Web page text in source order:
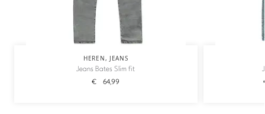
HEREN, JEANS
Jeans Bates Slim fit
€ 64,99